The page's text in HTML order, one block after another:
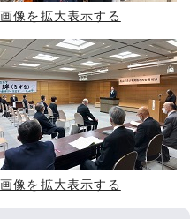
画像を拡大表示する
画像を拡大表示する